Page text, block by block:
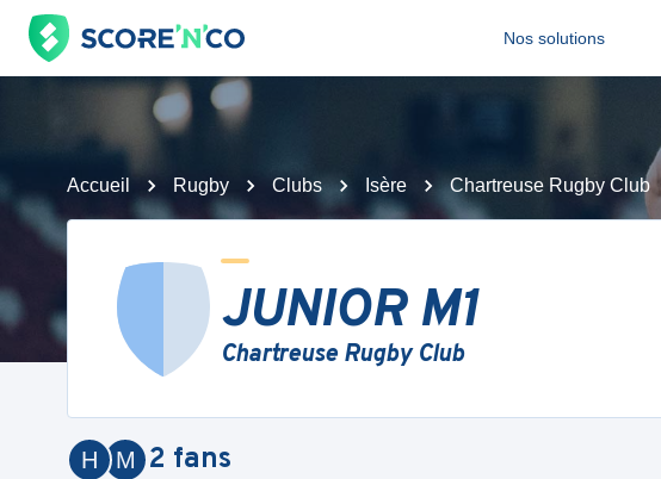
Nos solutions
Accueil Rugby Clubs Isère Chartreuse Rugby Club
JUNIOR M1
Chartreuse Rugby Club
M
H 2 fans